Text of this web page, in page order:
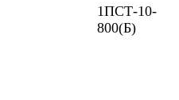
1ПСТ-10-
800(Б)